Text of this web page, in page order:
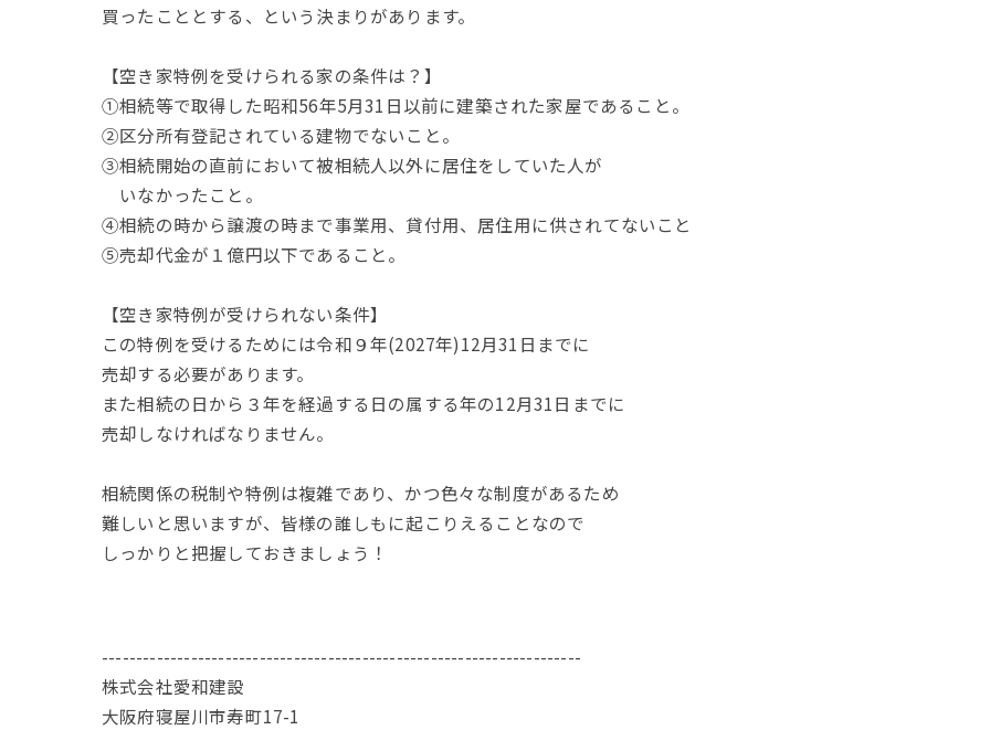
買ったこととする、という決まりがあります。
【空き家特例を受けられる家の条件は？】
①相続等で取得した昭和56年5月31日以前に建築された家屋であること。
②区分所有登記されている建物でないこと。
③相続開始の直前において被相続人以外に居住をしていた人が
いなかったこと。
➃相続の時から譲渡の時まで事業用、貸付用、居住用に供されてないこと
⑤売却代金が１億円以下であること。
【空き家特例が受けられない条件】
この特例を受けるためには令和９年(2027年)12月31日までに
売却する必要があります。
また相続の日から３年を経過する日の属する年の12月31日までに
売却しなければなりません。
相続関係の税制や特例は複雑であり、かつ色々な制度があるため
難しいと思いますが、皆様の誰しもに起こりえることなので
しっかりと把握しておきましょう！
----------------------------------------------------------------------
株式会社愛和建設
大阪府寝屋川市寿町17-1